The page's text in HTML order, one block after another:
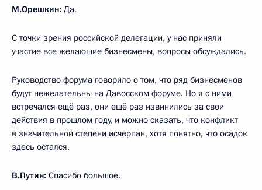
М.Орешкин: Да.
С точки зрения российской делегации, у нас приняли
участие все желающие бизнесмены, вопросы обсуждались.
Руководство форума говорило о том, что ряд бизнесменов
будут нежелательны на Давосском форуме. Но я с ними
встречался ещё раз, они ещё раз извинились за свои
действия в прошлом году, и можно сказать, что конфликт
в значительной степени исчерпан, хотя понятно, что осадок
здесь остался.
В.Путин: Спасибо большое.